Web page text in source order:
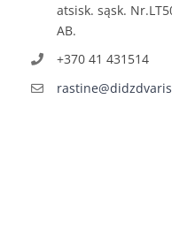
atsisk. sąsk.
AB.
+370 41 431514